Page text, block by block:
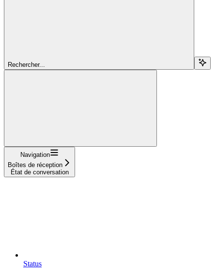
Rechercher...
Navigation
Boîtes de réception
État de conversation
Status